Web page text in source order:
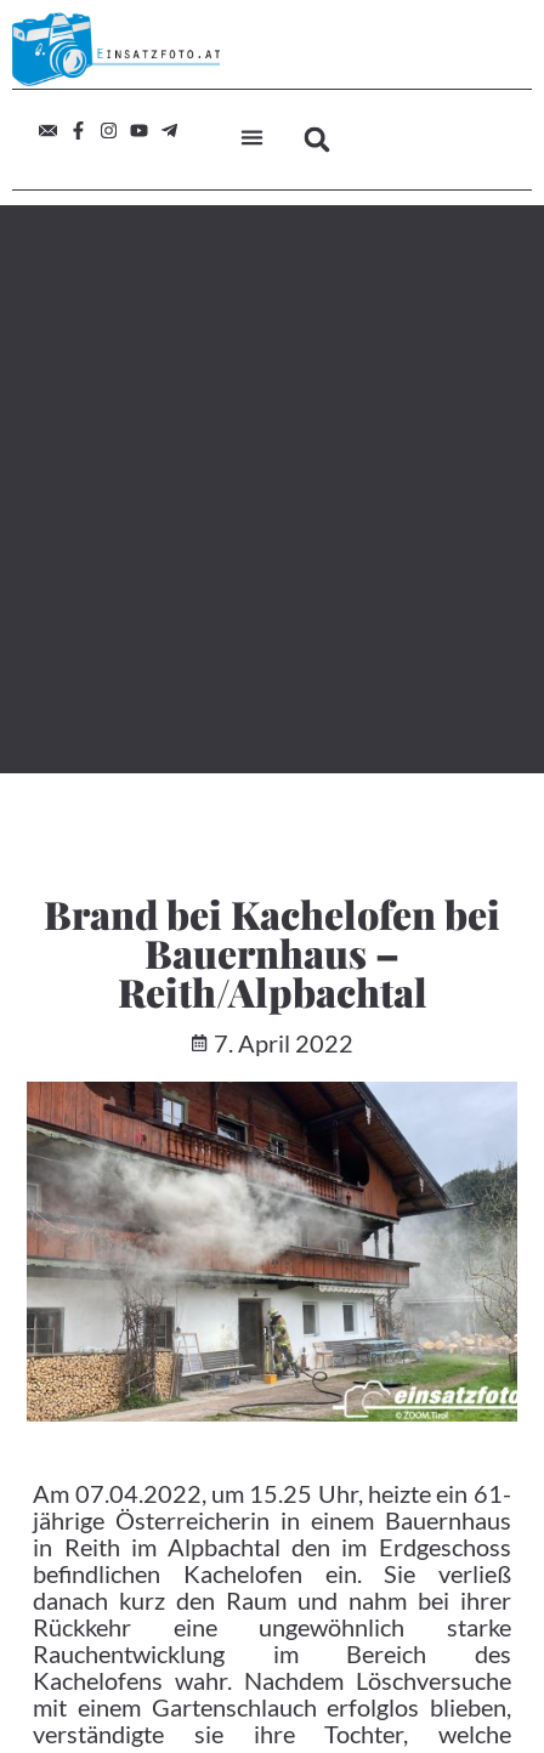
Brand bei Kachelofen bei
Bauernhaus –
Reith/Alpbachtal
7. April 2022
Am 07.04.2022, um 15.25 Uhr, heizte ein 61-
jährige Österreicherin in einem Bauernhaus
in Reith im Alpbachtal den im Erdgeschoss
befindlichen Kachelofen ein. Sie verließ
danach kurz den Raum und nahm bei ihrer
Rückkehr eine ungewöhnlich starke
Rauchentwicklung im Bereich des
Kachelofens wahr. Nachdem Löschversuche
mit einem Gartenschlauch erfolglos blieben,
verständigte sie ihre Tochter, welche